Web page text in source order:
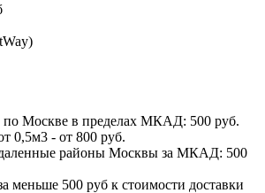
по Москве в пределах МКАД: 500 руб.
0,5м3 - от 800 руб.
районы Москвы за МКАД: 500
меньше 500 руб к стоимости доставки